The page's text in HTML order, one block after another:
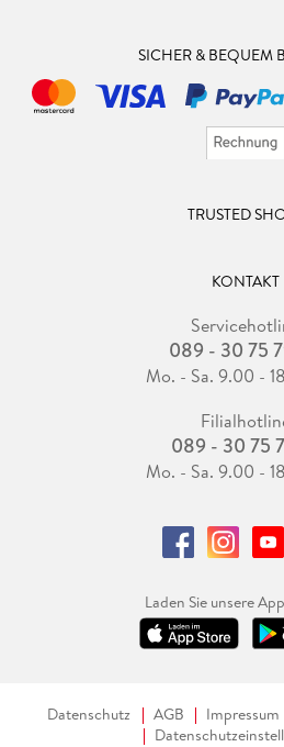
SICHER & BEQUEM
TRUSTED
KONTAKT
089 - 30 75
Mo. - Sa. 9.00 -
089 - 30 75
Mo. - Sa. 9.00 -
Laden Sie unsere
Datenschutz AGB Impressum